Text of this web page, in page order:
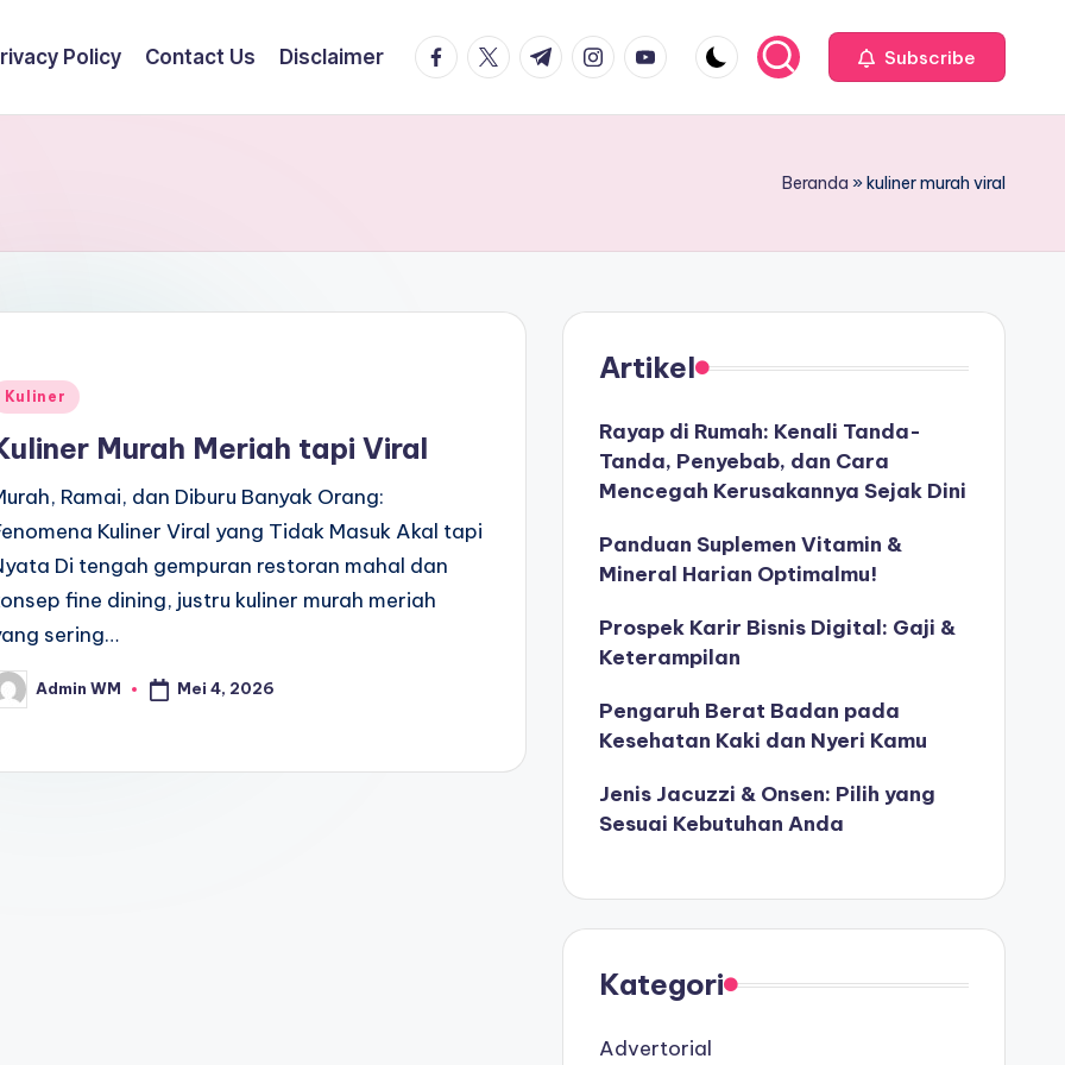
Policy Contact Us Disclaimer facebook.com
twitter.com
t.me instagram.com
youtube.com Subscribe
Beranda »kuliner murah viral
Kuliner
Murah Meriah tapi Viral
Ramai, dan Diburu Banyak Orang:
Kuliner Viral yang Tidak Masuk Akal tapi
Di tengah gempuran restoran mahal dan
fine dining, justru kuliner murah meriah
sering…
Admin WM Mei 4, 2026
Artikel
Rayap di Rumah: Kenali Tanda-
Tanda, Penyebab, dan Cara
Mencegah Kerusakannya Sejak Dini
Panduan Suplemen Vitamin &
Mineral Harian Optimalmu!
Prospek Karir Bisnis Digital: Gaji &
Keterampilan
Pengaruh Berat Badan pada
Kesehatan Kaki dan Nyeri Kamu
Jenis Jacuzzi & Onsen: Pilih yang
Sesuai Kebutuhan Anda
Kategori
Advertorial